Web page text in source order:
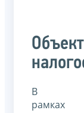
Объект
В
рамках